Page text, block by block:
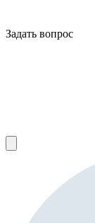
Задать вопрос